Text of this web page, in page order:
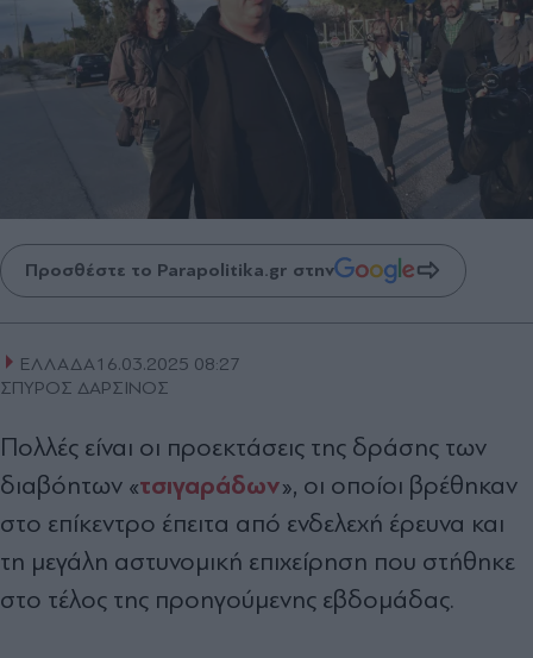
Προσθέστε το Parapolitika.gr στην
ΕΛΛΑΔΑ16.03.2025 08:27
ΣΠΥΡΟΣ ΔΑΡΣΙΝΟΣ
Πολλές είναι οι προεκτάσεις της δράσης των
διαβόητων «τσιγαράδων», οι οποίοι βρέθηκαν
στο επίκεντρο έπειτα από ενδελεχή έρευνα και
τη μεγάλη αστυνομική επιχείρηση που στήθηκε
στο τέλος της προηγούμενης εβδομάδας.